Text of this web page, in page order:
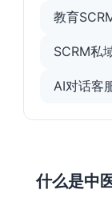
什么是中
教育
SCRM私
AI对话客